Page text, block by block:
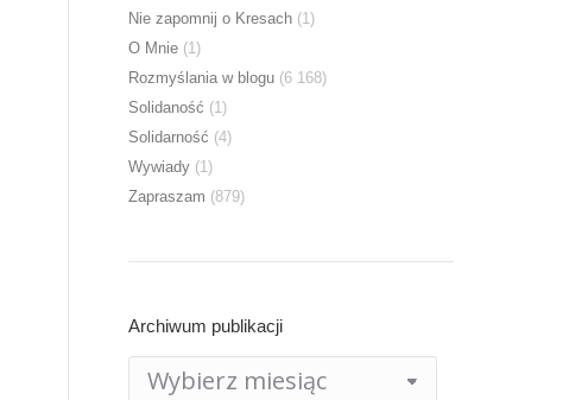
Nie zapomnij o Kresach (1)
O Mnie (1)
Rozmyślania w blogu (6 168)
Solidaność (1)
Solidarność (4)
Wywiady (1)
Zapraszam (879)
Archiwum publikacji
publikacji